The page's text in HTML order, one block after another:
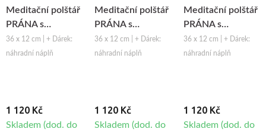
Meditační polštář
PRÁNA s
potahem -
tyrkysová
36 x 12 cm | + Dárek:
náhradní náplň
1 120 Kč
Skladem (dod. do
Meditační polštář
PRÁNA s
potahem -
červená
36 x 12 cm | + Dárek:
náhradní náplň
1 120 Kč
Skladem (dod. do
Meditační polštář
PRÁNA s
potahem - šedá
36 x 12 cm | + Dárek:
náhradní náplň
1 120 Kč
Skladem (dod. do